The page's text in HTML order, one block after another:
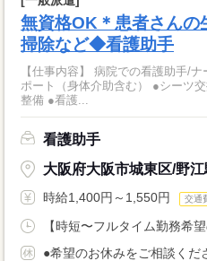
無資格OK＊患者さん
掃除など◆看護助手
【仕事内容】 病院での看護助手/ナースエイド
ポート（身体介助含む） ●シーツ
整備 ●看護...
看護助手
大阪府大阪市城東区/野江
時給1,400円～1,550円 交通
【時短〜フルタイム勤務希
●希望のお休みをご相談くだ